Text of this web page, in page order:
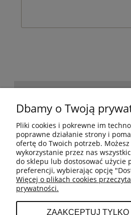
MOJE
Dbamy o Twoją
Pliki cookies i pokrewne im
poprawne działanie strony i
ofertę do Twoich potrzeb. Możesz
wykorzystanie przez nas
do sklepu lub dostosować użycie
preferencji, wybierając opcję
Więcej o plikach cookies
prywatności.
ZAAKCEPTUJ